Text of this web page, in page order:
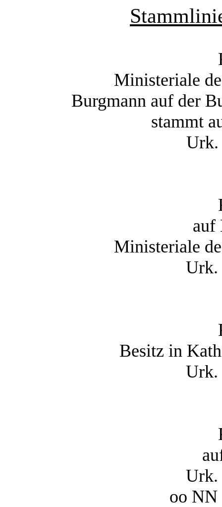
Ministeriale
Burgmann auf der
stammt
Urk.
auf
Ministeriale
Urk.
Besitz in
Urk.
Urk.
oo